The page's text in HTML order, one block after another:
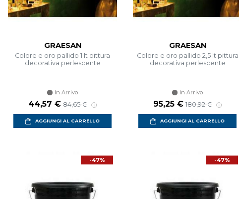
GRAESAN
Colore e oro pallido 1 lt pittura
decorativa perlescente
In Arrivo
44,57 € 84,65 €
AGGIUNGI AL CARRELLO
GRAESAN
Colore e oro pallido 2,5 lt pittura
decorativa perlescente
In Arrivo
95,25 € 180,92 €
AGGIUNGI AL CARRELLO
-47% -47%